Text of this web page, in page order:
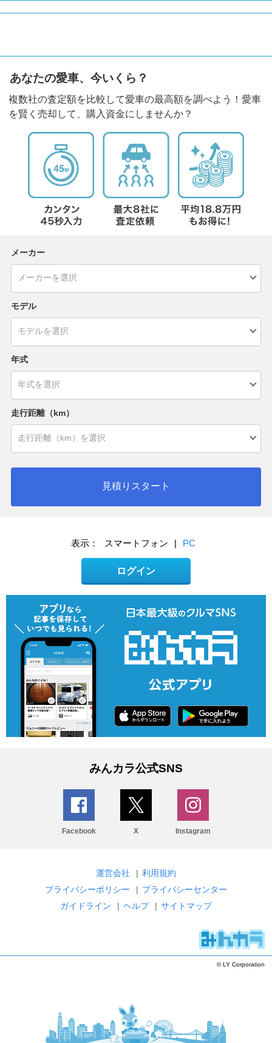
あなたの愛車、今いくら？
複数社の査定額を比較して愛車の最高額を調べよう！愛車
を賢く売却して、購入資金にしませんか？
メーカー
モデル
年式
走行距離（km）
見積りスタート
表示： スマートフォン | PC
ログイン
みんカラ公式SNS
Facebook X Instagram
運営会社 | 利用規約
プライバシーポリシー
| プライバシーセンター
ガイドライン
| ヘルプ | サイトマップ
© LY Corporation